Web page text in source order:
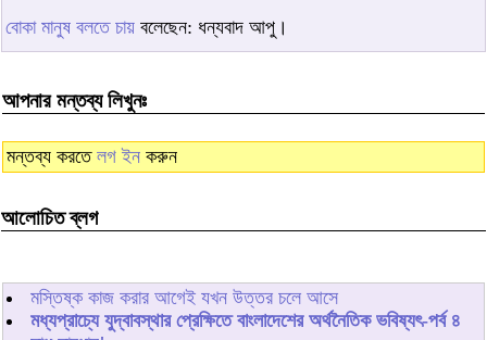
বোকা মানুষ বলতে চায় বলেছেন: ধন্যবাদ আপু।
আপনার মন্তব্য লিখুনঃ
মন্তব্য করতে লগ ইন করুন
আলোচিত ব্লগ
মস্তিষ্ক কাজ করার আগেই যখন উত্তর চলে আসে
মধ্যপ্রাচ্যে যুদ্বাবস্থার প্রেক্ষিতে বাংলাদেশের অর্থনৈতিক ভবিষ্যৎ-পর্ব ৪